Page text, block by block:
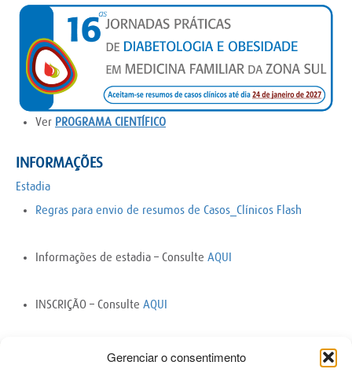
Gerenciar o consentimento
Ver PROGRAMA CIENTÍFICO
INFORMAÇÕES
Estadia
Regras para envio de resumos de Casos_Clínicos Flash
Informações de estadia – Consulte AQUI
INSCRIÇÃO – Consulte AQUI